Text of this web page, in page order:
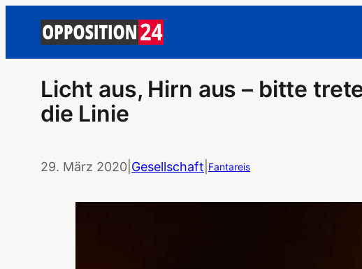
Licht aus, Hirn aus – bitte
die Linie
29. März 2020 Gesellschaft Fantareis